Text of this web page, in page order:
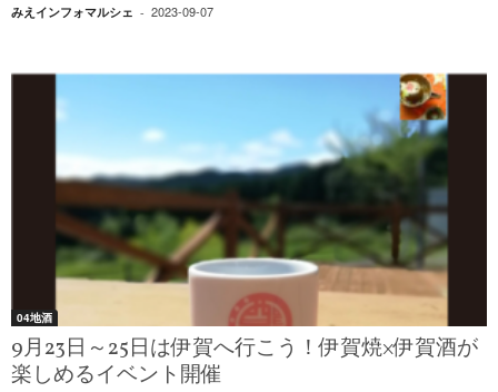
みえインフォマルシェ - 2023-09-07
04地酒
9月23日～25日は伊賀へ行こう！伊賀焼×伊賀酒が
楽しめるイベント開催